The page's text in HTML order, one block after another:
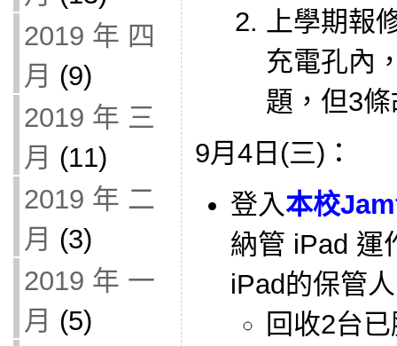
2019 年 四
月 (9)
2019 年 三
月 (11)
2019 年 二
月 (3)
2019 年 一
月 (5)
上學期報
充電孔內
題，但3
9月4日(三)：
登入本校
納管 iPad 運
iPad的保管
回收2台